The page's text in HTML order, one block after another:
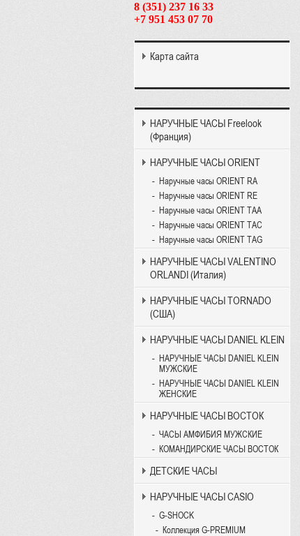
8 (351) 237 16 33
+7 951 453 07 70
Карта сайта
НАРУЧНЫЕ ЧАСЫ Freelook
(Франция)
НАРУЧНЫЕ ЧАСЫ ORIENT
Наручные часы ORIENT RA
Наручные часы ORIENT RE
Наручные часы ORIENT TAA
Наручные часы ORIENT TAC
Наручные часы ORIENT TAG
НАРУЧНЫЕ ЧАСЫ VALENTINO
ORLANDI (Италия)
НАРУЧНЫЕ ЧАСЫ TORNADO
(США)
НАРУЧНЫЕ ЧАСЫ DANIEL KLEIN
НАРУЧНЫЕ ЧАСЫ DANIEL KLEIN
МУЖСКИЕ
НАРУЧНЫЕ ЧАСЫ DANIEL KLEIN
ЖЕНСКИЕ
НАРУЧНЫЕ ЧАСЫ ВОСТОК
ЧАСЫ АМФИБИЯ МУЖСКИЕ
КОМАНДИРСКИЕ ЧАСЫ ВОСТОК
ДЕТСКИЕ ЧАСЫ
НАРУЧНЫЕ ЧАСЫ CASIO
G-SHOCK
Коллекция G-PREMIUM